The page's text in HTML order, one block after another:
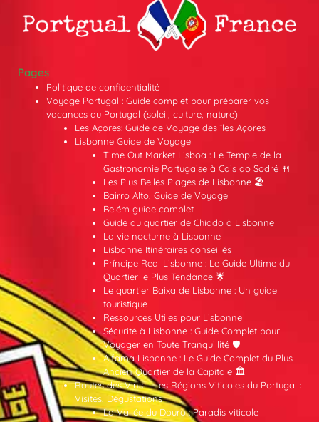
Pages
Politique de confidentialité
Voyage Portugal : Guide complet pour préparer vos
vacances au Portugal (soleil, culture, nature)
Les Açores: Guide de Voyage des îles Açores
Lisbonne Guide de Voyage
Time Out Market Lisboa : Le Temple de la
Gastronomie Portugaise à Cais do Sodré 🍴
Les Plus Belles Plages de Lisbonne 🏖️
Bairro Alto, Guide de Voyage
Belém guide complet
Guide du quartier de Chiado à Lisbonne
La vie nocturne à Lisbonne
Lisbonne Itinéraires conseillés
Príncipe Real Lisbonne : Le Guide Ultime du
Quartier le Plus Tendance 🌟
Le quartier Baixa de Lisbonne : Un guide
touristique
Ressources Utiles pour Lisbonne
Sécurité à Lisbonne : Guide Complet pour
Voyager en Toute Tranquillité 🛡️
Alfama Lisbonne : Le Guide Complet du Plus
Ancien Quartier de la Capitale 🏛️
Routes des Vins – Les Régions Viticoles du Portugal :
Visites, Dégustations
La Vallée du Douro : Paradis viticole